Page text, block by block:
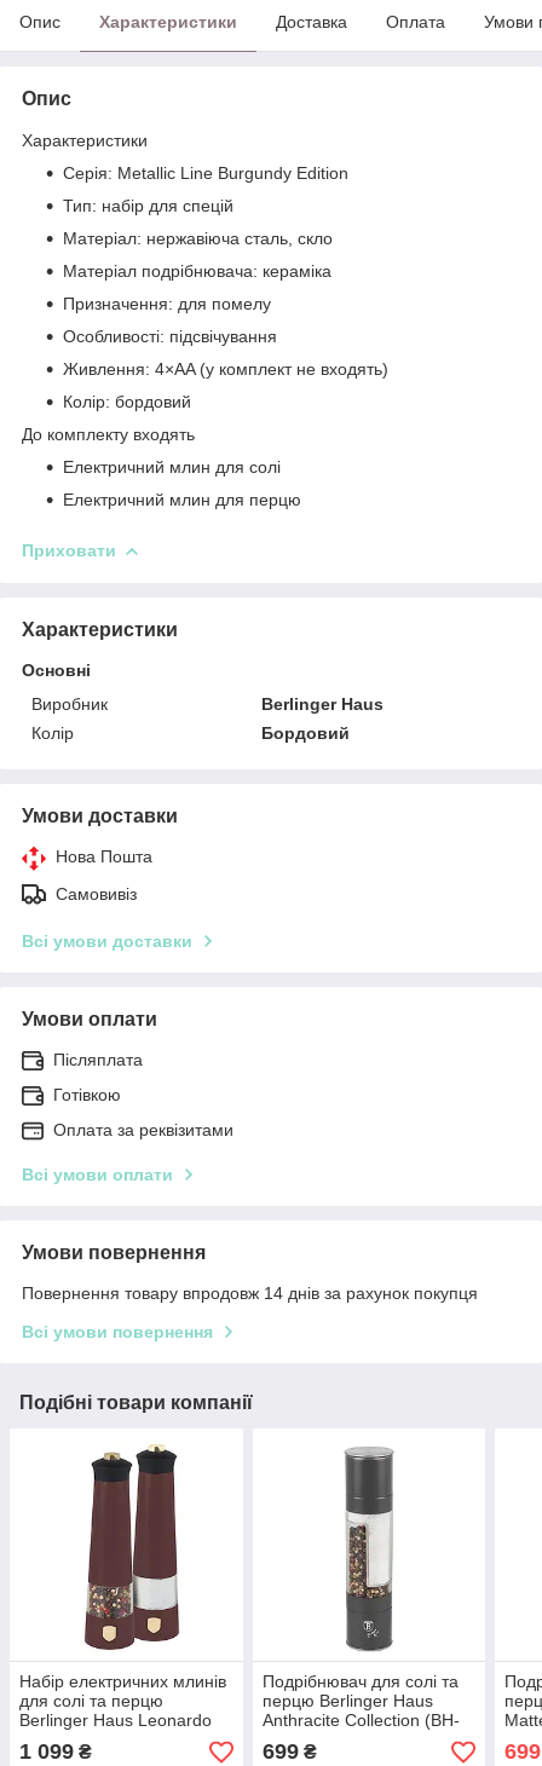
Опис Характеристики Доставка Оплата Умови
Опис
Характеристики
Серія: Metallic Line Burgundy Edition
Тип: набір для спецій
Матеріал: нержавіюча сталь, скло
Матеріал подрібнювача: кераміка
Призначення: для помелу
Особливості: підсвічування
Живлення: 4×AA (у комплект не входять)
Колір: бордовий
До комплекту входять
Електричний млин для солі
Електричний млин для перцю
Приховати
Характеристики
Основні
Виробник
Berlinger Haus
Колір
Бордовий
Умови доставки
Нова Пошта
Самовивіз
Всі умови доставки
Умови оплати
Післяплата
Готівкою
Оплата за реквізитами
Всі умови оплати
Умови повернення
Повернення товару впродовж 14 днів за рахунок покупця
Всі умови повернення
Подібні товари компанії
Набір електричних млинів
для солі та перцю
Berlinger Haus Leonardo
Collection (BH-9555)
1 099 ₴
Подрібнювач для солі та
перцю Berlinger Haus
Anthracite Collection (BH-
8582)
699₴ 699